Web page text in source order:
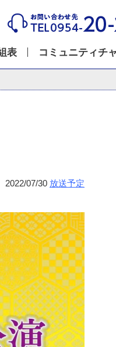
表 コミュニティチ
2022/07/30 放送予定